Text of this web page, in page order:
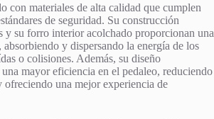
con materiales de alta calidad que cumplen
de seguridad. Su construcción
y su forro interior acolchado proporcionan una
y dispersando la energía de los
o colisiones. Además, su diseño
mayor eficiencia en el pedaleo, reduciendo
ofreciendo una mejor experiencia de